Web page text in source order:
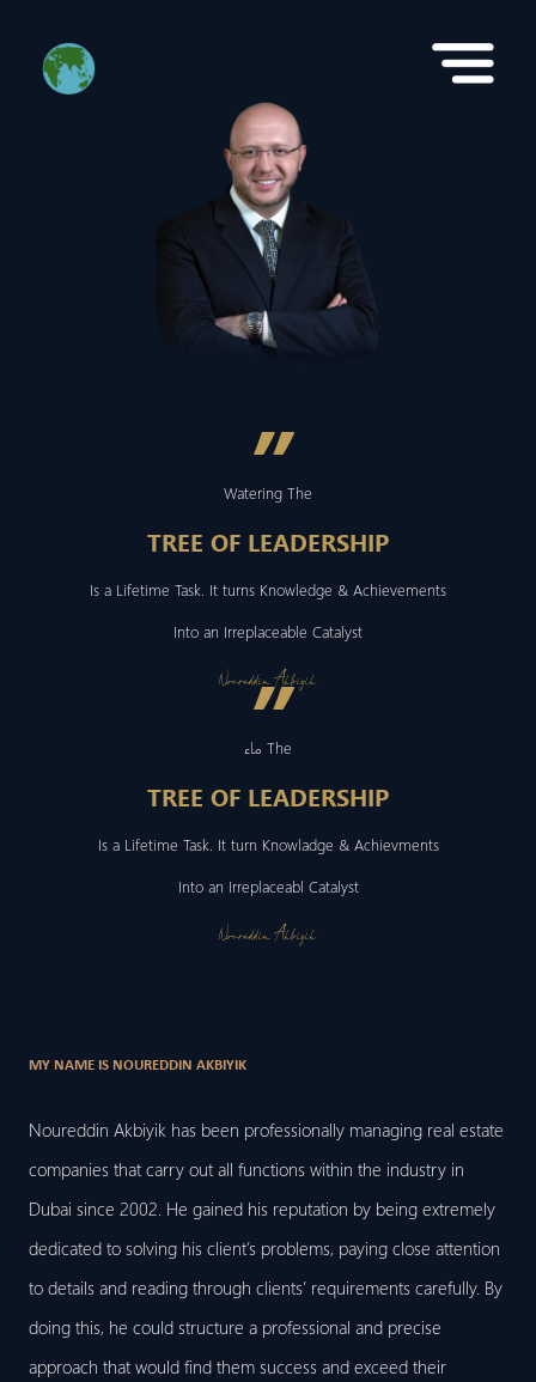
”
Watering The
TREE OF LEADERSHIP
Is a Lifetime Task. It turns Knowledge & Achievements
Into an Irreplaceable Catalyst
Noureddin Akbiyik
”
ماء The
TREE OF LEADERSHIP
Is a Lifetime Task. It turn Knowladge & Achievments
Into an Irreplaceabl Catalyst
Noureddin Akbiyik
MY NAME IS NOUREDDIN AKBIYIK
Noureddin Akbiyik has been professionally managing real estate
companies that carry out all functions within the industry in
Dubai since 2002. He gained his reputation by being extremely
dedicated to solving his client’s problems, paying close attention
to details and reading through clients’ requirements carefully. By
doing this, he could structure a professional and precise
approach that would find them success and exceed their